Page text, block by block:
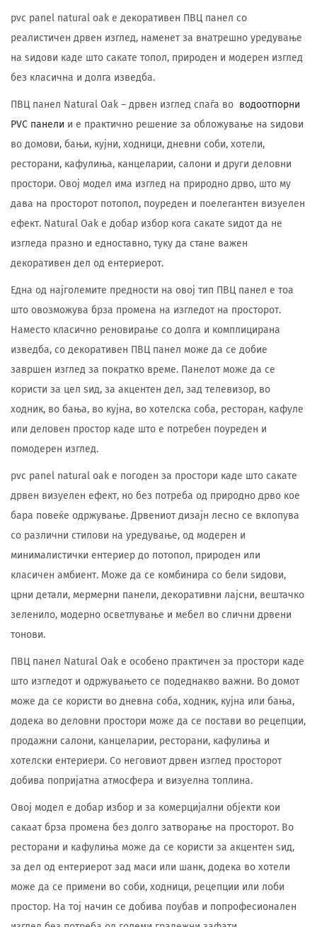
pvc panel natural oak е декоративен ПВЦ панел со
реалистичен дрвен изглед, наменет за внатрешно уредување
на ѕидови каде што сакате топол, природен и модерен изглед
без класична и долга изведба.
ПВЦ панел Natural Oak – дрвен изглед спаѓа во водоотпорни
PVC панели и е практично решение за обложување на ѕидови
во домови, бањи, кујни, ходници, дневни соби, хотели,
ресторани, кафулиња, канцеларии, салони и други деловни
простори. Овој модел има изглед на природно дрво, што му
дава на просторот потопол, поуреден и поелегантен визуелен
ефект. Natural Oak е добар избор кога сакате ѕидот да не
изгледа празно и едноставно, туку да стане важен
декоративен дел од ентериерот.
Една од најголемите предности на овој тип ПВЦ панел е тоа
што овозможува брза промена на изгледот на просторот.
Наместо класично реновирање со долга и комплицирана
изведба, со декоративен ПВЦ панел може да се добие
завршен изглед за пократко време. Панелот може да се
користи за цел ѕид, за акцентен дел, зад телевизор, во
ходник, во бања, во кујна, во хотелска соба, ресторан, кафуле
или деловен простор каде што е потребен поуреден и
помодерен изглед.
pvc panel natural oak е погоден за простори каде што сакате
дрвен визуелен ефект, но без потреба од природно дрво кое
бара повеќе одржување. Дрвениот дизајн лесно се вклопува
со различни стилови на уредување, од модерен и
минималистички ентериер до потопол, природен или
класичен амбиент. Може да се комбинира со бели ѕидови,
црни детали, мермерни панели, декоративни лајсни, вештачко
зеленило, модерно осветлување и мебел во слични дрвени
тонови.
ПВЦ панел Natural Oak е особено практичен за простори каде
што изгледот и одржувањето се подеднакво важни. Во домот
може да се користи во дневна соба, ходник, кујна или бања,
додека во деловни простори може да се постави во рецепции,
продажни салони, канцеларии, ресторани, кафулиња и
хотелски ентериери. Со неговиот дрвен изглед просторот
добива попријатна атмосфера и визуелна топлина.
Овој модел е добар избор и за комерцијални објекти кои
сакаат брза промена без долго затворање на просторот. Во
ресторани и кафулиња може да се користи за акцентен ѕид,
за дел од ентериерот зад маси или шанк, додека во хотели
може да се примени во соби, ходници, рецепции или лоби
простор. На тој начин се добива поубав и попрофесионален